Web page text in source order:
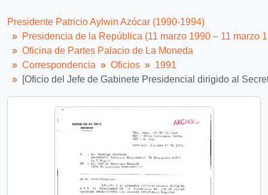
Presidente Patricio Aylwin Azócar (1990-1994)
Presidencia de la República (11 marzo 1990 – 11 marzo
Oficina de Partes Palacio de La Moneda
Correspondencia
Oficios
1991
[Oficio del Jefe de Gabinete Presidencial dirigido al